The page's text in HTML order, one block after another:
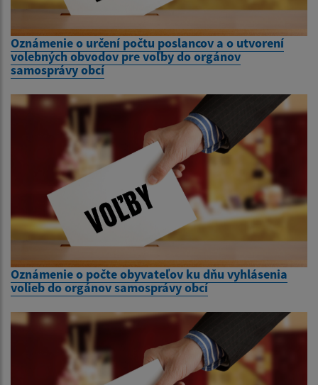
Oznámenie o určení počtu poslancov a o utvorení
volebných obvodov pre voľby do orgánov
samosprávy obcí
Oznámenie o počte obyvateľov ku dňu vyhlásenia
volieb do orgánov samosprávy obcí